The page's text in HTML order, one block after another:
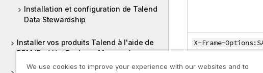
Installation et configuration de Talend
Data Stewardship
Installer vos produits Talend à l'aide de
RPM (Red Hat Package Manager)
X-Frame-
We use cookies to improve your experience with our websites and to